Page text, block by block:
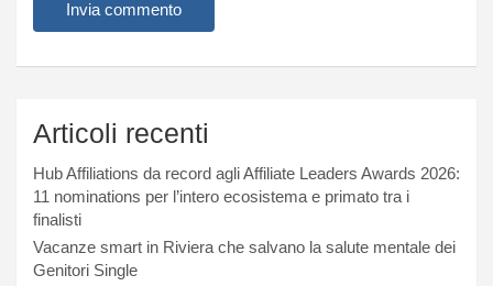
Articoli recenti
Hub Affiliations da record agli Affiliate Leaders Awards 2026:
11 nominations per l’intero ecosistema e primato tra i
finalisti
Vacanze smart in Riviera che salvano la salute mentale dei
Genitori Single